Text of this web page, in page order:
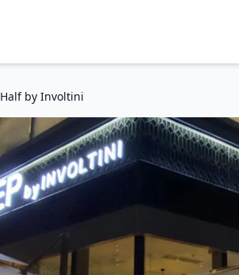
Half by Involtini